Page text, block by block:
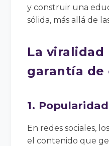
y construir una
sólida, más allá de
La viralidad
garantía de
1.
En redes sociales,
el contenido que